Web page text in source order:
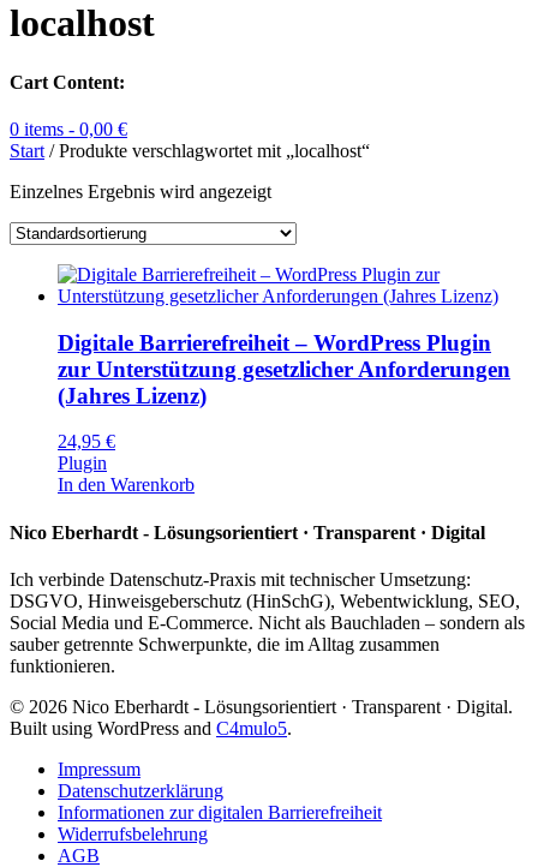
localhost
Cart Content:
0 items - 0,00 €
Start / Produkte verschlagwortet mit „localhost“
Einzelnes Ergebnis wird angezeigt
Digitale Barrierefreiheit – WordPress Plugin
zur Unterstützung gesetzlicher Anforderungen
(Jahres Lizenz)
24,95 €
Plugin
In den Warenkorb
Nico Eberhardt - Lösungsorientiert · Transparent · Digital
Ich verbinde Datenschutz‑Praxis mit technischer Umsetzung:
DSGVO, Hinweisgeberschutz (HinSchG), Webentwicklung, SEO,
Social Media und E‑Commerce. Nicht als Bauchladen – sondern als
sauber getrennte Schwerpunkte, die im Alltag zusammen
funktionieren.
© 2026 Nico Eberhardt - Lösungsorientiert · Transparent · Digital.
Built using WordPress and C4mulo5.
Impressum
Datenschutzerklärung
Informationen zur digitalen Barrierefreiheit
Widerrufsbelehrung
AGB